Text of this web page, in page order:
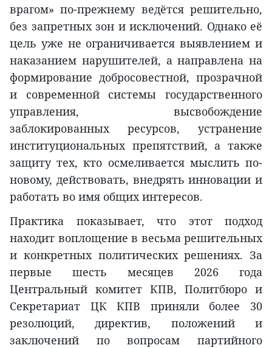
врагом» по-прежнему ведётся решительно,
без запретных зон и исключений. Однако её
цель уже не ограничивается выявлением и
наказанием нарушителей, а направлена на
формирование добросовестной, прозрачной
и современной системы государственного
управления, высвобождение
заблокированных ресурсов, устранение
институциональных препятствий, а также
защиту тех, кто осмеливается мыслить по-
новому, действовать, внедрять инновации и
работать во имя общих интересов.
Практика показывает, что этот подход
находит воплощение в весьма решительных
и конкретных политических решениях. За
первые шесть месяцев 2026 года
Центральный комитет КПВ, Политбюро и
Секретариат ЦК КПВ приняли более 30
резолюций, директив, положений и
заключений по вопросам партийного